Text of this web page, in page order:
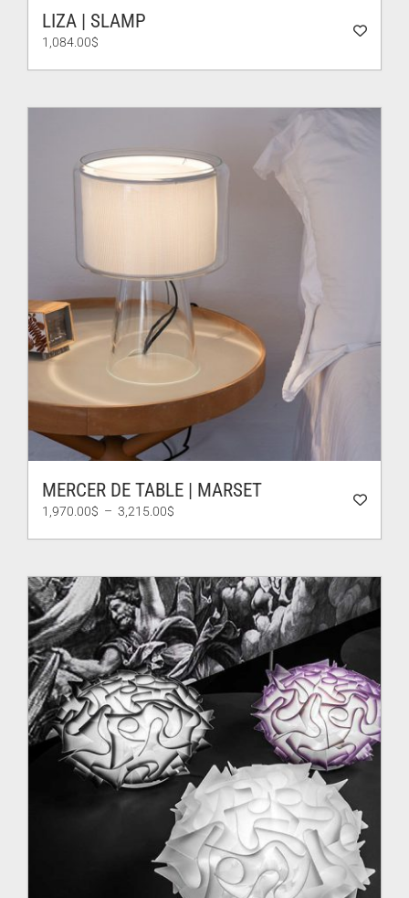
LIZA | SLAMP
1,084.00$
MERCER DE TABLE | MARSET
1,970.00$ – 3,215.00$
à
3,215.00$